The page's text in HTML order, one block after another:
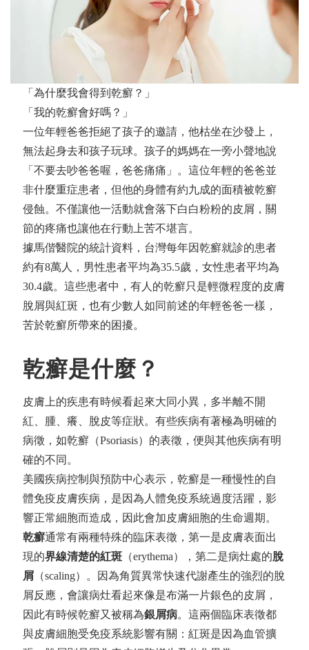
「為什麼我會得到乾癬？」
「我的乾癬會好嗎？」
一位年輕爸爸拒絕了孩子的邀請，他枯坐在沙發上，
無法起身去和孩子玩球。孩子的媽媽在一旁小聲地說
「不要去吵爸爸喔，爸爸痛痛」。這位年輕的爸爸並
非什麼重症患者，但他的身體有約九成的面積被乾癬
侵蝕。不僅讓他一活動就會落下白白粉粉的皮屑，關
節的疼痛也讓他在行動上苦不堪言。
據馬偕醫院的統計資料，台灣每年因乾癬就診的患者
約有8萬人，男性患者平均為35.5歲，女性患者平均為
30.4歲。這些患者中，有人的乾癬只是輕微程度的皮膚
脫屑與紅斑，也有少數人如同前述的年輕爸爸一樣，
苦於乾癬所帶來的困擾。
乾癬是什麼？
皮膚上的疾患有時候看起來大同小異，多半離不開
紅、腫、癢、脫皮等症狀。有些疾病有著極為明確的
病徵，如乾癬（Psoriasis）的表徵，便與其他疾病有明
確的不同。
美國疾病控制與預防中心表示，乾癬是一種慢性的自
體免疫皮膚疾病，是因為人體免疫系統過度活躍，影
響正常細胞而造成，因此會加皮膚細胞的生命週期。
乾癬通常有兩種特殊的臨床表徵，第一是皮膚表面出
現的界線清楚的紅斑（erythema），第二是病灶處的脫
屑（scaling）。因為角質異常快速代謝產生的強烈的脫
屑反應，會讓病灶看起來像是布滿一片銀色的皮屑，
因此有時候乾癬又被稱為銀屑病。這兩個臨床表徵都
與皮膚細胞受免疫系統影響有關：紅斑是因為血管擴